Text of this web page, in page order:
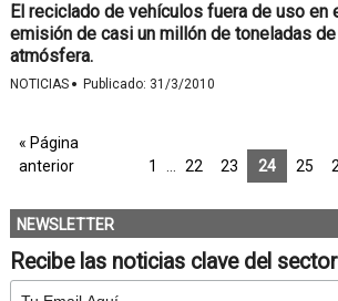
El reciclado de vehículos fuera de uso en
emisión de casi un millón de toneladas de
atmósfera.
NOTICIAS · Publicado: 31/3/2010
« Página
anterior
1 22 23 24 25
NEWSLETTER
Recibe las noticias clave del